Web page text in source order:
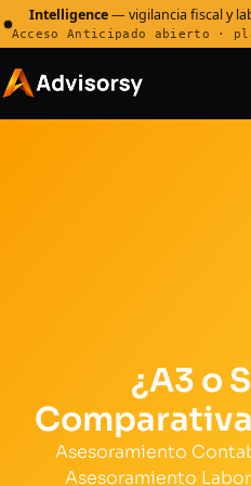
Intelligence— vigilancia fiscal y
Acceso Anticipado abierto ·
¿A3 o
Asesoramiento
Asesoramiento